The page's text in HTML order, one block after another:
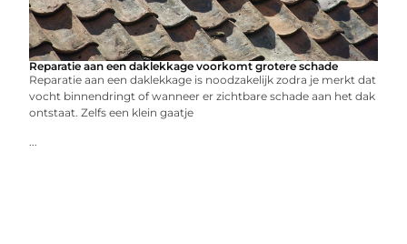
Reparatie aan een daklekkage voorkomt grotere schade
Reparatie aan een daklekkage is noodzakelijk zodra je merkt dat
vocht binnendringt of wanneer er zichtbare schade aan het dak
ontstaat. Zelfs een klein gaatje
...